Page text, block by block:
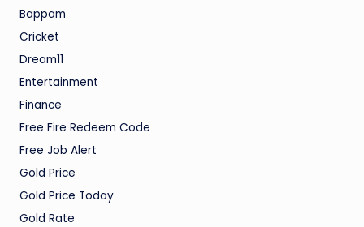
Bappam
Cricket
Dream11
Entertainment
Finance
Free Fire Redeem Code
Free Job Alert
Gold Price
Gold Price Today
Gold Rate